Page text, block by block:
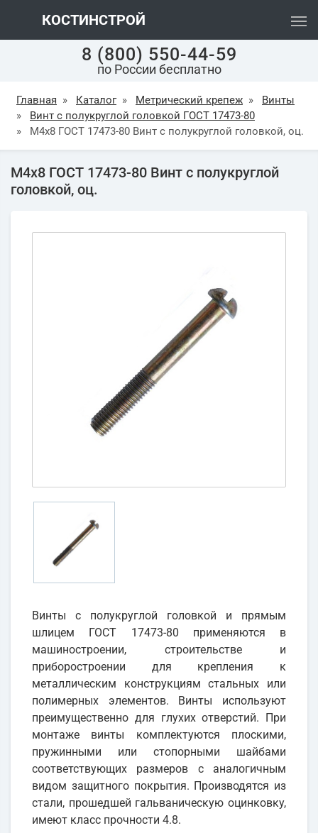
КОСТИНСТРОЙ
8 (800) 550-44-59
по России бесплатно
Главная » Каталог » Метрический крепеж »
Винты
»
Винт с полукруглой головкой ГОСТ 17473-80
»
М4х8 ГОСТ 17473-80 Винт с полукруглой головкой, оц.
М4х8 ГОСТ 17473-80 Винт с полукруглой
головкой, оц.
Винты с полукруглой головкой и прямым
шлицем ГОСТ 17473-80 применяются в
машиностроении, строительстве и
приборостроении для крепления к
металлическим конструкциям стальных или
полимерных элементов. Винты используют
преимущественно для глухих отверстий. При
монтаже винты комплектуются плоскими,
пружинными или стопорными шайбами
соответствующих размеров с аналогичным
видом защитного покрытия. Производятся из
стали, прошедшей гальваническую оцинковку,
имеют класс прочности 4.8.